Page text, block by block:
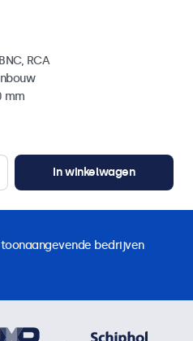
RCA
mm
In winkelwagen
bedrijven